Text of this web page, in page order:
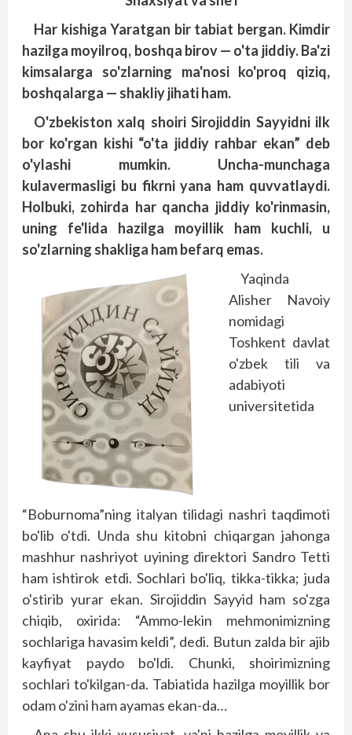
Har kishiga Yaratgan bir tabiat bergan. Kimdir
hazilga moyilroq, boshqa birov — o'ta jiddiy. Ba'zi
kimsalarga so'zlarning ma'nosi ko'proq qiziq,
boshqalarga — shakliy jihati ham.
O'zbekiston xalq shoiri Sirojiddin Sayyidni ilk
bor ko'rgan kishi “o'ta jiddiy rahbar ekan” deb
o'ylashi mumkin. Uncha-munchaga
kulavermasligi bu fikrni yana ham quvvatlaydi.
Holbuki, zohirda har qancha jiddiy ko'rinmasin,
uning fe'lida hazilga moyillik ham kuchli, u
so'zlarning shakliga ham befarq emas.
Yaqinda
Alisher Navoiy
nomidagi
Toshkent davlat
o'zbek tili va
adabiyoti
universitetida
“Boburnoma”ning italyan tilidagi nashri taqdimoti
bo'lib o'tdi. Unda shu kitobni chiqargan jahonga
mashhur nashriyot uyining direktori Sandro Tetti
ham ishtirok etdi. Sochlari bo'liq, tikka-tikka; juda
o'stirib yurar ekan. Sirojiddin Sayyid ham so'zga
chiqib, oxirida: “Ammo-lekin mehmonimizning
sochlariga havasim keldi”, dedi. Butun zalda bir ajib
kayfiyat paydo bo'ldi. Chunki, shoirimizning
sochlari to'kilgan-da. Tabiatida hazilga moyillik bor
odam o'zini ham ayamas ekan-da…